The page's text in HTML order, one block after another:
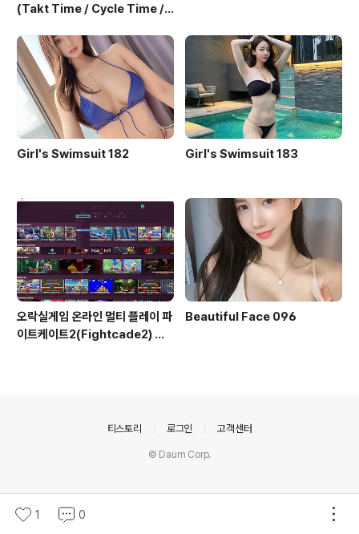
(Takt Time / Cycle Time / L
Girl's Swimsuit 182 Girl's Swimsuit 183
오락실게임 온라인 멀티 플레이 파
이트케이트2(Fightcade2) 설
Beautiful Face 096
1 0
티스토리 로그인 고객센터
© Daum Corp.